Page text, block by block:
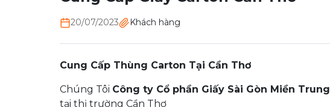
20/07/2023 Khách hàng
Cung Cấp Thùng Carton Tại Cần Thơ
Chúng Tôi Công ty Cổ phần Giấy Sài Gòn Miền Trung
tại thị trường Cần Thơ